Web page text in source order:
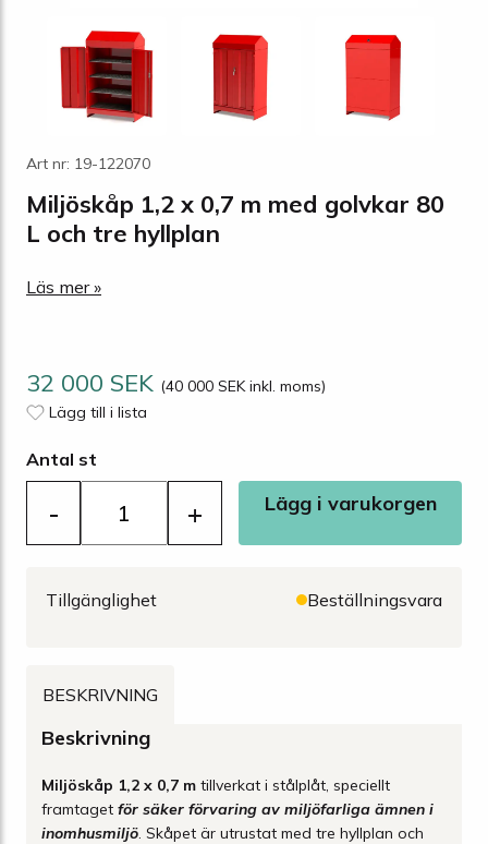
Art nr: 19-122070
Miljöskåp 1,2 x 0,7 m med golvkar 80
L och tre hyllplan
Läs mer »
32 000 SEK (40 000 SEK inkl. moms)
Lägg till i lista
Antal st
- + Lägg i varukorgen
Tillgänglighet Beställningsvara
BESKRIVNING
Beskrivning
Miljöskåp 1,2 x 0,7 m tillverkat i stålplåt, speciellt
framtaget för säker förvaring av miljöfarliga ämnen i
inomhusmiljö. Skåpet är utrustat med tre hyllplan och